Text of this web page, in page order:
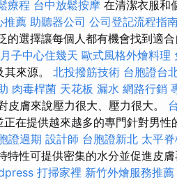
療程 台中放鬆按摩 在清潔衣服和
推薦 助聽器公司 公司登記流程指
的選擇讓每個人都有機會找到適
月子中心住幾天 歐式風格外燴料理
來源。 北投撥筋技術 台胞證台
肉毒桿菌 天花板 漏水 網路行銷
皮膚來說壓力很大、壓力很大。
在提供越來越多的專門針對男性
證過期 設計師 台胞證新北 太平
特性可提供密集的水分並促進皮膚
打掃家裡 新竹外燴服務推薦